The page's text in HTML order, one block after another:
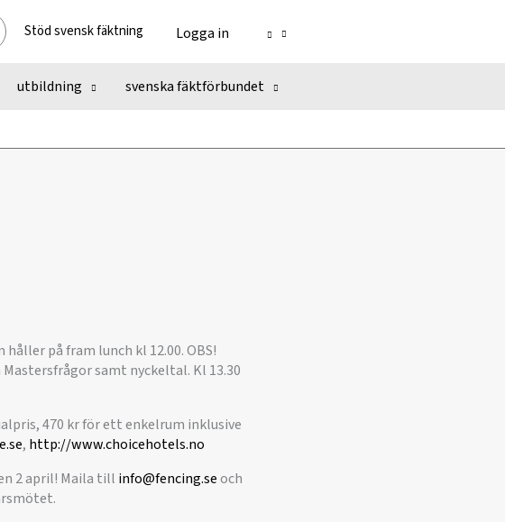
Stöd svensk fäktning Logga in
utbildning svenska fäktförbundet
på fram lunch kl 12.00. OBS!
samt nyckeltal. Kl 13.30
470 kr för ett enkelrum inklusive
, http://www.choicehotels.no
2 april! Maila till info@fencing.seoch